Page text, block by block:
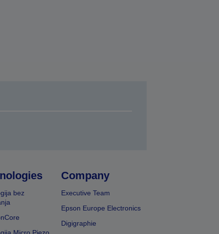
bez
Company
Executive Team
Epson Europe Electronics
Digigraphie